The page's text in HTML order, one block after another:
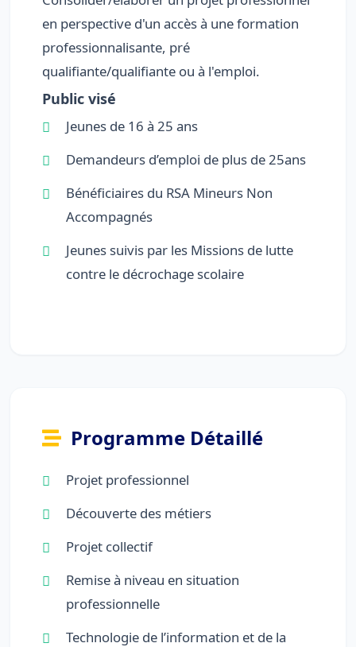
en perspective d'un accès à une formation
professionnalisante, pré
qualifiante/qualifiante ou à l'emploi.
Public visé
Jeunes de 16 à 25 ans
Demandeurs d’emploi de plus de 25ans
Bénéficiaires du RSA Mineurs Non
Accompagnés
Jeunes suivis par les Missions de lutte
contre le décrochage scolaire
Programme Détaillé
Projet professionnel
Découverte des métiers
Projet collectif
Remise à niveau en situation
professionnelle
Technologie de l’information et de la